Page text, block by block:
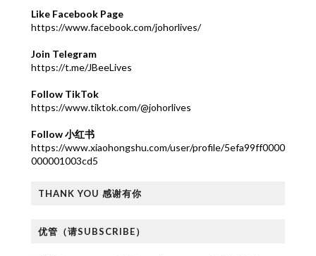
Like Facebook Page
https://www.facebook.com/johorlives/
Join Telegram
https://t.me/JBeeLives
Follow TikTok
https://www.tiktok.com/@johorlives
Follow 小红书
https://www.xiaohongshu.com/user/profile/5efa99ff0000
000001003cd5
THANK YOU 感谢有你
优管（请SUBSCRIBE）